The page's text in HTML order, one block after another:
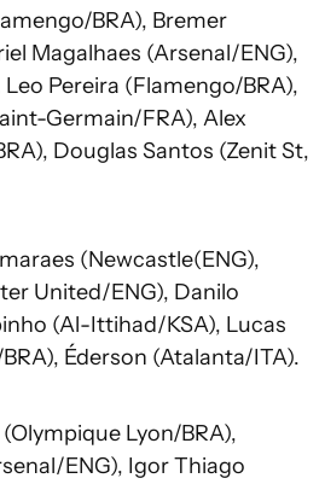
BRA), Bremer
Magalhaes (Arsenal/ENG),
Pereira (Flamengo/BRA),
Germain/FRA), Alex
Douglas Santos (Zenit St,
(Newcastle(ENG),
United/ENG), Danilo
(Al-Ittihad/KSA), Lucas
Éderson (Atalanta/ITA).
Lyon/BRA),
ENG), Igor Thiago